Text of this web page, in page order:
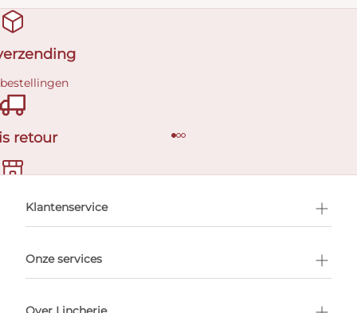
retour
afspraak
Klantenservice
Onze services